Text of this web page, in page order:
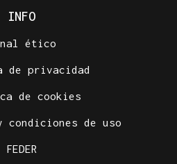
INFO
ético
de privacidad
de cookies
de uso
FEDER